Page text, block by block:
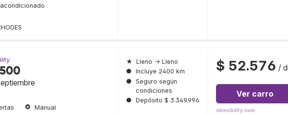
Manual
★ Lleno → Lleno
● Incluye 2400 km
● Seguro según
condiciones
● Depósito $ 3.349.996
$ 52.576 /
Ver carro
okmobility.com